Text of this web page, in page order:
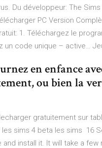
Du développeur: The
PC Version
1. Téléchargez le
un code unique – active…
en enfance
ou bien la
gratuitement sur
sims 4 beta les sims 16
and install it. It will take a